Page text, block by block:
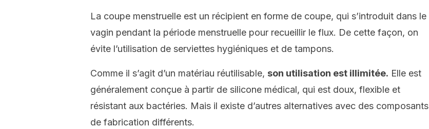
La coupe menstruelle est un récipient en forme de coupe, qui s’introduit dans le
vagin pendant la période menstruelle pour recueillir le flux. De cette façon, on
évite l’utilisation de serviettes hygiéniques et de tampons.
Comme il s’agit d’un matériau réutilisable, son utilisation est illimitée. Elle est
généralement conçue à partir de silicone médical, qui est doux, flexible et
résistant aux bactéries. Mais il existe d’autres alternatives avec des composants
de fabrication différents.